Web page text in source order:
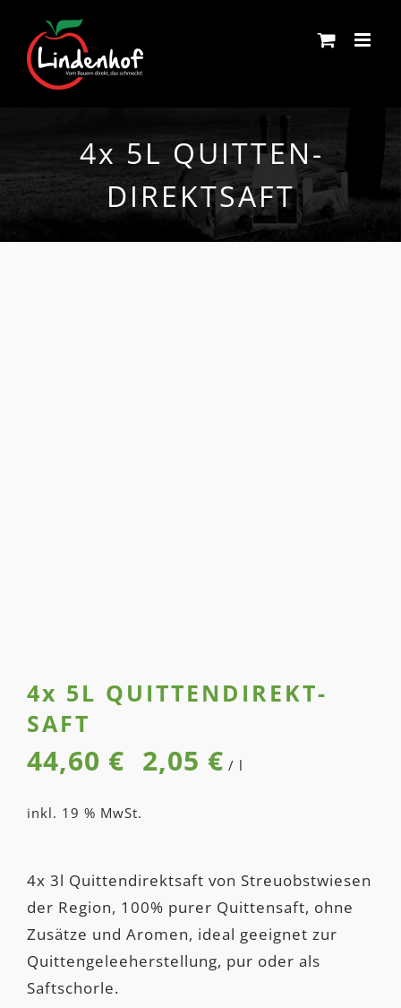
content
4x 5L QUITTEN­
DIREKT­SAFT
4x 5L QUITTEN­DIREKT­
SAFT
44,60 € 2,05 € / l
inkl. 19 % MwSt.
4x 3l Quittendirektsaft von Streuobstwiesen
der Region, 100% purer Quittensaft, ohne
Zusätze und Aromen, ideal geeignet zur
Quittengeleeherstellung, pur oder als
Saftschorle.